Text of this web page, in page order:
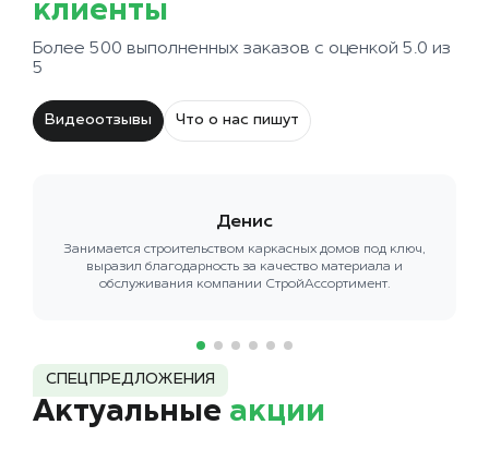
клиенты
Более 500 выполненных заказов с оценкой 5.0 из
5
Видеоотзывы Что о нас пишут
Денис
Занимается строительством каркасных домов под ключ,
выразил благодарность за качество материала и
обслуживания компании СтройАссортимент.
СПЕЦПРЕДЛОЖЕНИЯ
Актуальные акции